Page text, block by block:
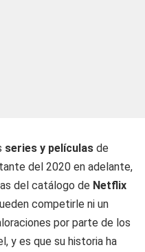
series y películas de
del 2020 en adelante,
del catálogo de Netflix
competirle ni un
por parte de los
y es que su historia ha